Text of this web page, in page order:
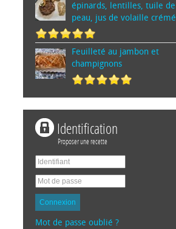
épinards, lentilles, tuile de
peau, jus de volaille crémé
Feuilleté au jambon et
champignons
Identification
Proposer une recette
Connexion
Mot de passe oublié ?